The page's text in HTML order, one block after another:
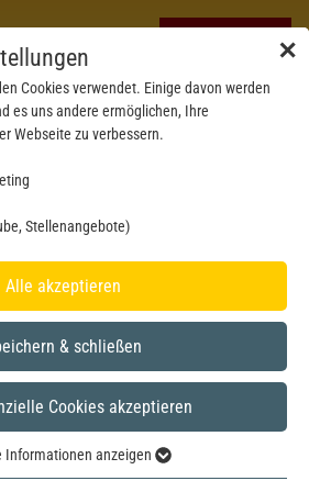
✕
Cookies verwendet. Einige davon werden
es uns andere ermöglichen, Ihre
Webseite zu verbessern.
Stellenangebote)
Alle akzeptieren
& schließen
Cookies akzeptieren
Informationen anzeigen